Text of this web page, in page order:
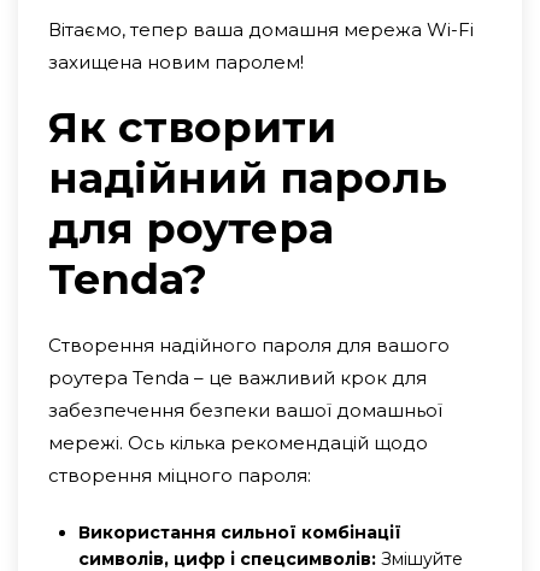
Вітаємо, тепер ваша домашня мережа Wi-Fi
захищена новим паролем!
Як створити
надійний пароль
для роутера
Tenda?
Створення надійного пароля для вашого
роутера Tenda – це важливий крок для
забезпечення безпеки вашої домашньої
мережі. Ось кілька рекомендацій щодо
створення міцного пароля:
Використання сильної комбінації
символів, цифр і спецсимволів: Змішуйте